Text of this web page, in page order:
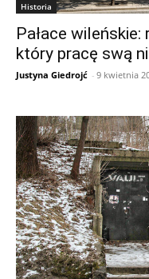
Historia
Pałace wileńskie:
który pracę swą
Justyna Giedrojć - 9 kwietnia